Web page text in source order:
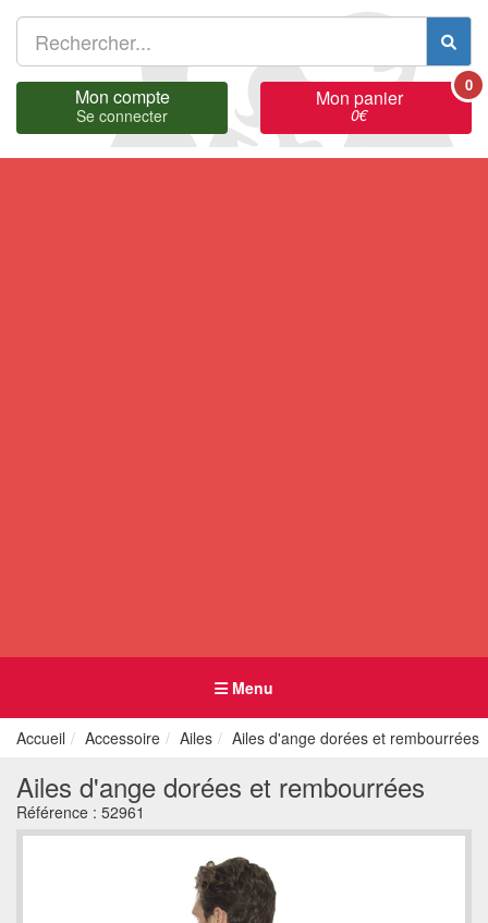
Mon compte
Se connecter
Mon panier
0€
0
Menu
Accueil Accessoire Ailes Ailes d'ange dorées et rembourrées
Ailes d'ange dorées et rembourrées
Référence : 52961